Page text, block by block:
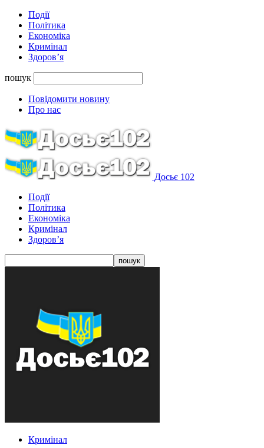
Події
Політика
Економіка
Кримінал
Здоров’я
пошук
Повідомити новину
Про нас
Досьє 102
Події
Політика
Економіка
Кримінал
Здоров’я
Кримінал